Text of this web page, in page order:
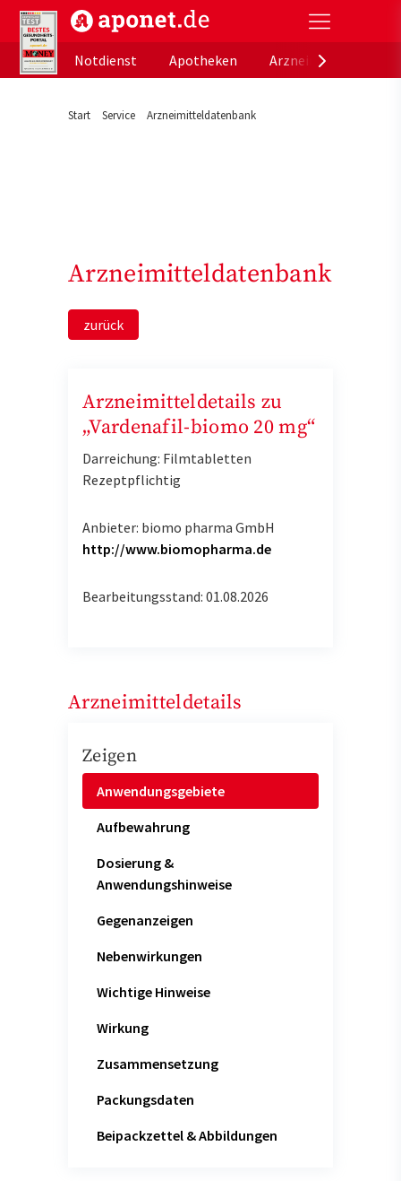
aponet.de - Das offizielle Gesundheitsportal der
Notdienst
Apotheken
Start Service Arzneimitteldatenbank
Arzneimitteldatenbank
zurück
Arzneimitteldetails zu
„Vardenafil-biomo 20 mg“
Darreichung: Filmtabletten
Rezeptpflichtig
Anbieter: biomo pharma GmbH
http://www.biomopharma.de
Bearbeitungsstand: 01.08.2026
Arzneimitteldetails
Zeigen
Anwendungsgebiete
Aufbewahrung
Dosierung &
Anwendungshinweise
Gegenanzeigen
Nebenwirkungen
Wichtige Hinweise
Wirkung
Zusammensetzung
Packungsdaten
Beipackzettel & Abbildungen